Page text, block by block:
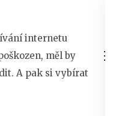
internetu
měl by
A pak si vybírat